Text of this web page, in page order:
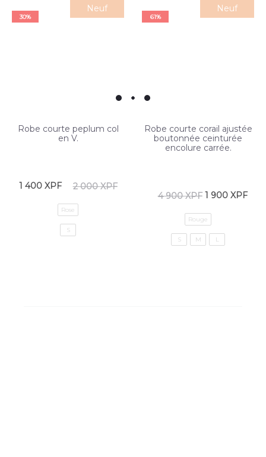
Neuf
30%
Robe courte peplum col
en V.
2 000XPF
1 400 XPF
Rose
S
Neuf
61%
Robe courte corail ajustée
boutonnée ceinturée
encolure carrée.
4 900XPF 1 900 XPF
Rouge
S M L